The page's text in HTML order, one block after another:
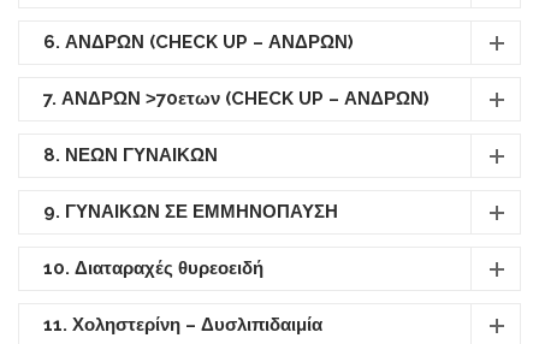
6. ΑΝΔΡΩΝ (CHECK UP – ΑΝΔΡΩΝ)
7. ΑΝΔΡΩΝ ˃70ετων (CHECK UP – ΑΝΔΡΩΝ)
8. ΝΕΩΝ ΓΥΝΑΙΚΩΝ
9. ΓΥΝΑΙΚΩΝ ΣΕ ΕΜΜΗΝΟΠΑΥΣΗ
10. Διαταραχές θυρεοειδή
11. Χοληστερίνη – Δυσλιπιδαιμία